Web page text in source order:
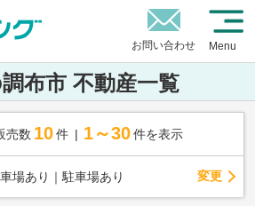
お問い合わせ Menu
布市 不動産一覧
売数 10 件 1～30 件を表示
場あり｜駐車場あり 変更